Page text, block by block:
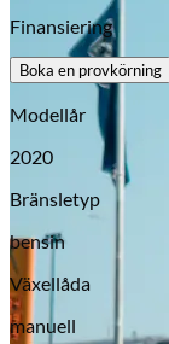
Opel
Finansiering
Boka en provkörning
Modellår
2020
Bränsletyp
bensin
Växellåda
manuell